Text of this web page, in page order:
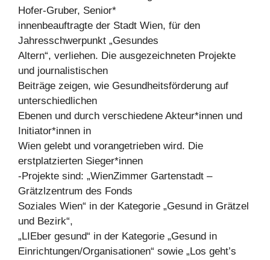
Hofer-Gruber, Senior*
innenbeauftragte der Stadt Wien, für den
Jahresschwerpunkt „Gesundes
Altern“, verliehen. Die ausgezeichneten Projekte
und journalistischen
Beiträge zeigen, wie Gesundheitsförderung auf
unterschiedlichen
Ebenen und durch verschiedene Akteur*innen und
Initiator*innen in
Wien gelebt und vorangetrieben wird. Die
erstplatzierten Sieger*innen
-Projekte sind: „WienZimmer Gartenstadt –
Grätzlzentrum des Fonds
Soziales Wien“ in der Kategorie „Gesund in Grätzel
und Bezirk“,
„LIEber gesund“ in der Kategorie „Gesund in
Einrichtungen/Organisationen“ sowie „Los geht’s